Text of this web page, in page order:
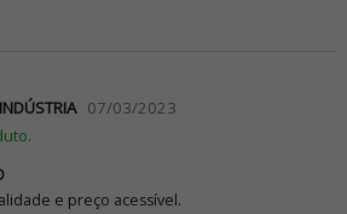
07/03/2023
e preço acessível.